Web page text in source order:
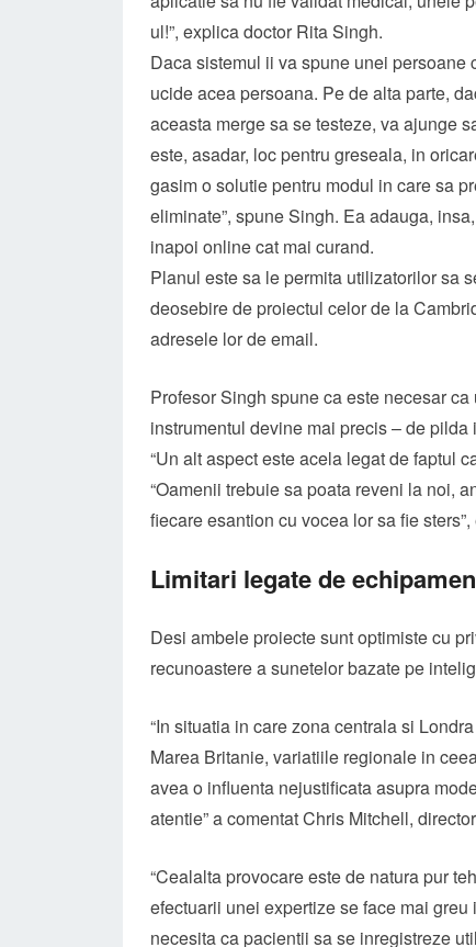
ul!”, explica doctor Rita Singh.
Daca sistemul ii va spune unei persoane
ucide acea persoana. Pe de alta parte,
aceasta merge sa se testeze, va ajunge
este, asadar, loc pentru greseala, in
gasim o solutie pentru modul in care sa
eliminate”, spune Singh. Ea adauga,
inapoi online cat mai curand.
Planul este sa le permita utilizatorilor sa
deosebire de proiectul celor de la
adresele lor de email.
Profesor Singh spune ca este necesar
instrumentul devine mai precis – de
“Un alt aspect este acela legat de faptul
“Oamenii trebuie sa poata reveni la noi,
fiecare esantion cu vocea lor sa fie
Limitari legate de
Desi ambele proiecte sunt optimiste cu
recunoastere a sunetelor bazate pe
“In situatia in care zona centrala si
Marea Britanie, variatiile regionale in
avea o influenta nejustificata asupra
atentie” a comentat Chris Mitchell,
“Cealalta provocare este de natura pur
efectuarii unei expertize se face mai
necesita ca pacientii sa se inregistreze